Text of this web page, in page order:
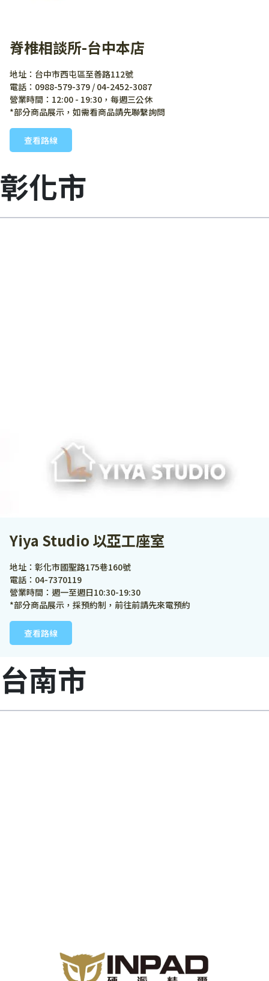
脊椎相談所-台中本店
地址：台中市西屯區至善路112號
電話：0988-579-379 / 04-2452-3087
營業時間：12:00 - 19:30，每週三公休
*部分商品展示，如需看商品請先聯繫詢問
查看路線
彰化市
Yiya Studio 以亞工座室
地址：彰化市國聖路175巷160號
電話：04-7370119
營業時間：週一至週日10:30-19:30
*部分商品展示，採預約制，前往前請先來電預約
查看路線
台南市